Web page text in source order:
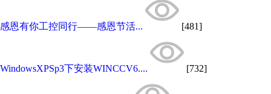
感恩有你工控同行——感恩节活... [481]
WindowsXPSp3下安装WINCCV6.... [732]